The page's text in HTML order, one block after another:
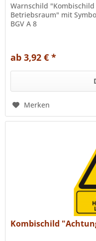
Warnschild
Betriebsraum" mit
BGV A 8
ab 3,92 € *
Merken
Kombischild